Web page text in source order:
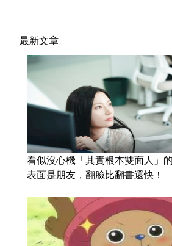
最新文章
看似沒心機「其實根本雙面人」
表面是朋友，翻臉比翻書還快！